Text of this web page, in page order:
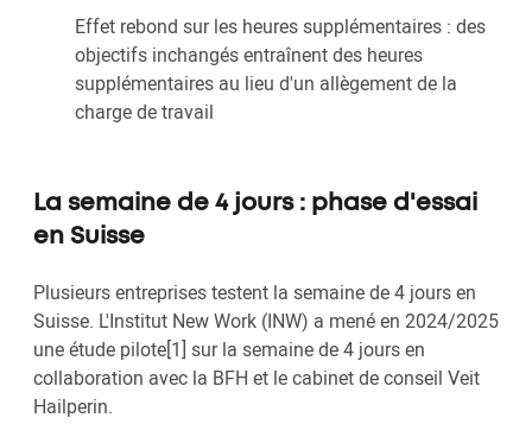
Effet rebond sur les heures supplémentaires : des
objectifs inchangés entraînent des heures
supplémentaires au lieu d'un allègement de la
charge de travail
La semaine de 4 jours : phase d'essai
en Suisse
Plusieurs entreprises testent la semaine de 4 jours en
Suisse. L'Institut New Work (INW) a mené en 2024/2025
une étude pilote[1] sur la semaine de 4 jours en
collaboration avec la BFH et le cabinet de conseil Veit
Hailperin.